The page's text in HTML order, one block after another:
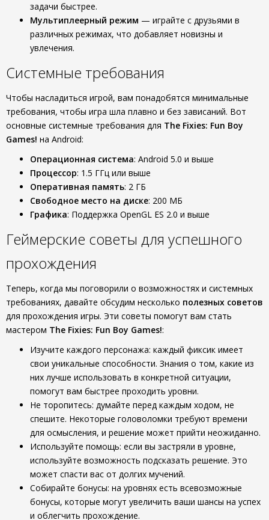
задачи быстрее.
Мультиплеерный режим — играйте с друзьями в
различных режимах, что добавляет новизны и
увлечения.
Системные требования
Чтобы насладиться игрой, вам понадобятся минимальные
требования, чтобы игра шла плавно и без зависаний. Вот
основные системные требования для The Fixies: Fun Boy
Games! на Android:
Операционная система: Android 5.0 и выше
Процессор: 1.5 ГГц или выше
Оперативная память: 2 ГБ
Свободное место на диске: 200 МБ
Графика: Поддержка OpenGL ES 2.0 и выше
Геймерские советы для успешного
прохождения
Теперь, когда мы поговорили о возможностях и системных
требованиях, давайте обсудим несколько полезных советов
для прохождения игры. Эти советы помогут вам стать
мастером The Fixies: Fun Boy Games!:
Изучите каждого персонажа: каждый фиксик имеет
свои уникальные способности. Знания о том, какие из
них лучше использовать в конкретной ситуации,
помогут вам быстрее проходить уровни.
Не торопитесь: думайте перед каждым ходом, не
спешите. Некоторые головоломки требуют времени
для осмысления, и решение может прийти неожиданно.
Используйте помощь: если вы застряли в уровне,
используйте возможность подсказать решение. Это
может спасти вас от долгих мучений.
Собирайте бонусы: на уровнях есть всевозможные
бонусы, которые могут увеличить ваши шансы на успех
и облегчить прохождение.